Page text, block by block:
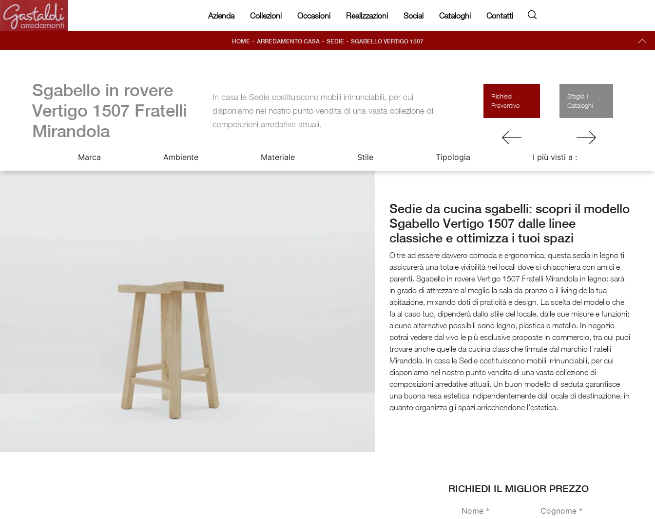
Azienda Collezioni Occasioni Realizzazioni Social Cataloghi Contatti
HOME - ARREDAMENTO CASA- SEDIE - SGABELLO VERTIGO 1507
Sgabello in rovere
Vertigo 1507 Fratelli
Mirandola
In casa le Sedie costituiscono mobili irrinunciabili, per cui
disponiamo nel nostro punto vendita di una vasta collezione di
composizioni arredative attuali.
Richiedi
Preventivo
Sfoglia i
Cataloghi
Marca Ambiente Materiale Stile Tipologia I più visti a :
Sedie da cucina sgabelli: scopri il modello
Sgabello Vertigo 1507 dalle linee
classiche e ottimizza i tuoi spazi
Oltre ad essere davvero comoda e ergonomica, questa sedia in legno ti
assicurerà una totale vivibilità nei locali dove si chiacchiera con amici e
parenti. Sgabello in rovere Vertigo 1507 Fratelli Mirandola in legno: sarà
in grado di attrezzare al meglio la sala da pranzo o il living della tua
abitazione, mixando doti di praticità e design. La scelta del modello che
fa al caso tuo, dipenderà dallo stile del locale, dalle sue misure e funzioni;
alcune alternative possibili sono legno, plastica e metallo. In negozio
potrai vedere dal vivo le più esclusive proposte in commercio, tra cui puoi
trovare anche quelle da cucina classiche firmate dal marchio Fratelli
Mirandola. In casa le Sedie costituiscono mobili irrinunciabili, per cui
disponiamo nel nostro punto vendita di una vasta collezione di
composizioni arredative attuali. Un buon modello di seduta garantisce
una buona resa estetica indipendentemente dal locale di destinazione, in
quanto organizza gli spazi arricchendone l'estetica.
RICHIEDI IL MIGLIOR PREZZO